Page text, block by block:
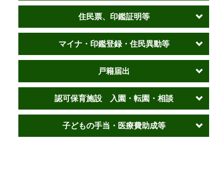
混雑予想カレンダー
住民票、印鑑証明等
マイナ・印鑑登録・住民異動等
戸籍届出
認可保育施設 入園・転園・相談
子どもの手当・医療費助成等